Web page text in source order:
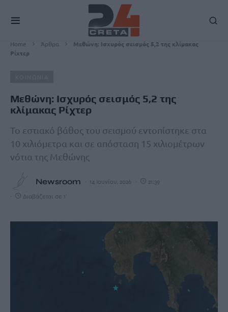
Home Άρθρα
Μεθώνη: Ισχυρός σεισμός 5,2 της κλίμακας
Ρίχτερ
Μεθώνη: Ισχυρός σεισμός 5,2 της
κλίμακας Ρίχτερ
Το εστιακό βάθος του σεισμού εντοπίστηκε στα
10 χιλιόμετρα και σε απόσταση 15 χιλιομέτρων
νότια της Μεθώνης
Newsroom 14 Ιουνίου, 2026 21:39
Διαβάζεται σε 1'